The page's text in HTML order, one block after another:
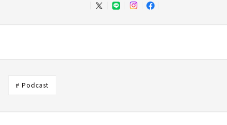
# Podcast